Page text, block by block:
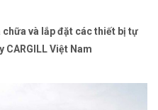
chữa và lắp đặt các thiết bị tự
CARGILL Việt Nam